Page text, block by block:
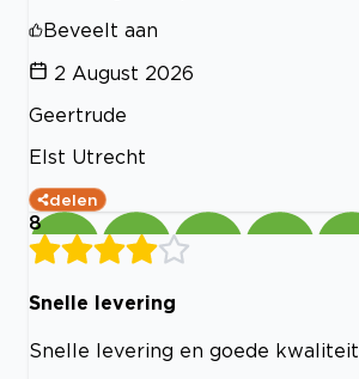
Beveelt aan
2 August 2026
Geertrude
Elst Utrecht
delen
8
Snelle levering
Snelle levering en goede kwaliteit